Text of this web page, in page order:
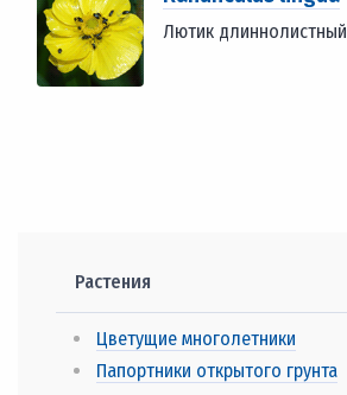
Лютик длиннолистный
Растения
Цветущие многолетники
Папортники открытого грунта